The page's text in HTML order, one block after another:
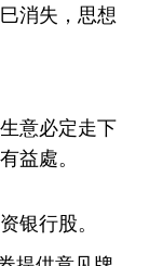
巳消失 ，思想
生意必定走下
益處。
银行股。